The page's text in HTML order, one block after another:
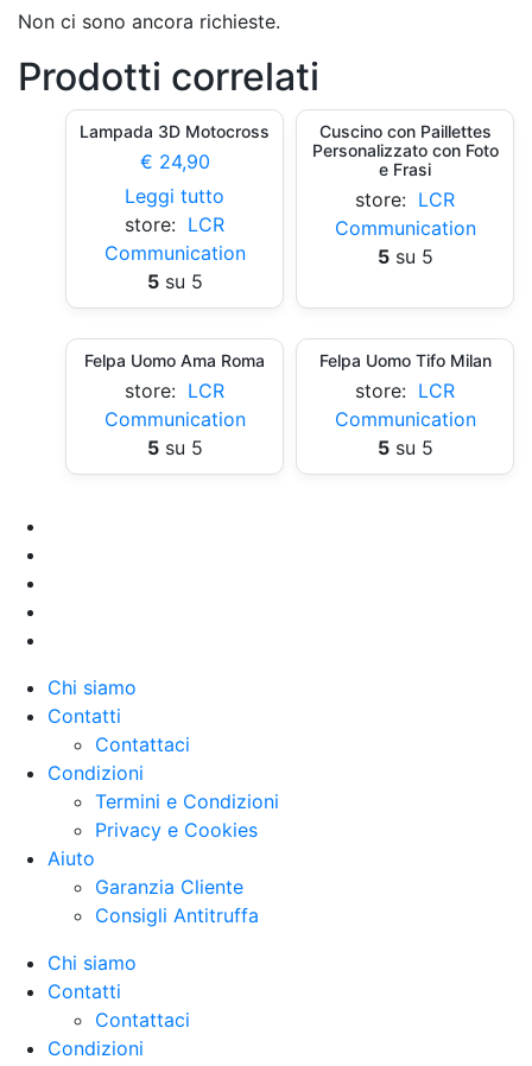
Non ci sono ancora richieste.
Prodotti correlati
Lampada 3D Motocross
€ 24,90
Leggi tutto
store: LCR
Communication
5su 5
Cuscino con Paillettes
Personalizzato con Foto
e Frasi
store: LCR
Communication
5su 5
Felpa Uomo Ama Roma
store: LCR
Communication
5su 5
Felpa Uomo Tifo Milan
store: LCR
Communication
5su 5
Chi siamo
Contatti
Contattaci
Condizioni
Termini e Condizioni
Privacy e Cookies
Aiuto
Garanzia Cliente
Consigli Antitruffa
Chi siamo
Contatti
Contattaci
Condizioni